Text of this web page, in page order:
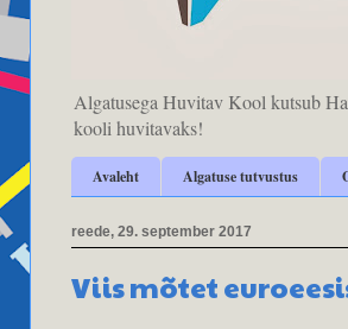
Algatusega Huvitav Kool kutsub
kooli huvitavaks!
Avaleht Algatuse tutvustus
reede, 29. september 2017
Viis mõtet